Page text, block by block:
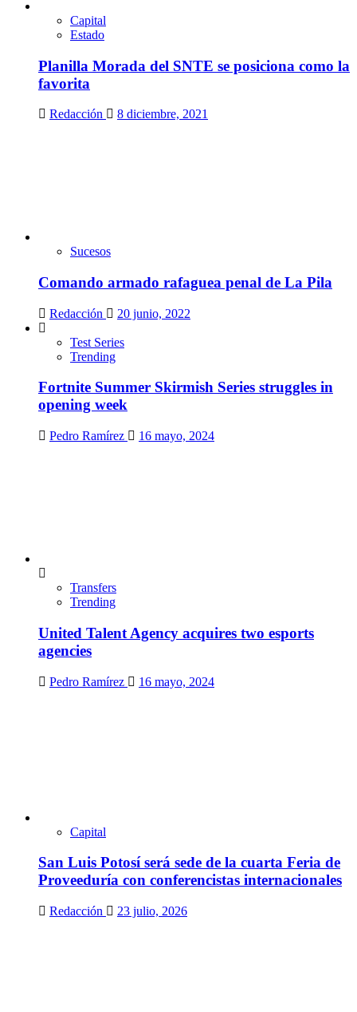
Capital
Estado
Planilla Morada del SNTE se posiciona como la
favorita
Redacción 8 diciembre, 2021
Sucesos
Comando armado rafaguea penal de La Pila
Redacción 20 junio, 2022
Test Series
Trending
Fortnite Summer Skirmish Series struggles in
opening week
Pedro Ramírez 16 mayo, 2024
Transfers
Trending
United Talent Agency acquires two esports
agencies
Pedro Ramírez 16 mayo, 2024
Capital
San Luis Potosí será sede de la cuarta Feria de
Proveeduría con conferencistas internacionales
Redacción 23 julio, 2026